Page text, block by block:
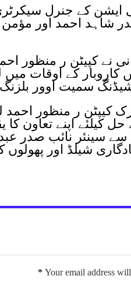
ایشن کے جنرل
احمد اور مؤمن
نے کپیٹن ر منظور
کاروبار کے اوقات
سمیت اوور
کیپٹن ر منظور
کیلئے اپنے تعاون کا
سینئر نائب صدر
شیلڈ اور
Your email address
*